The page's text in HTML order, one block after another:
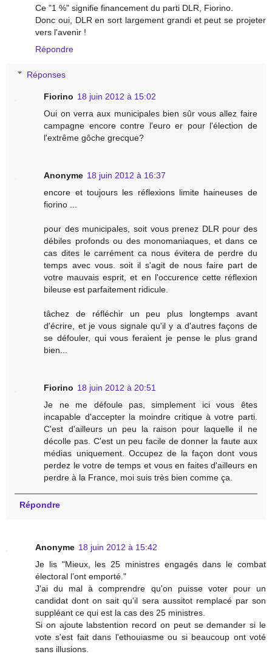
Ce "1 %" signifie financement du parti DLR, Fiorino.
Donc oui, DLR en sort largement grandi et peut se projeter
vers l'avenir !
Répondre
Réponses
Fiorino 18 juin 2012 à 15:02
Oui on verra aux municipales bien sûr vous allez faire
campagne encore contre l'euro er pour l'élection de
l'extrême gôche grecque?
Anonyme 18 juin 2012 à 16:37
encore et toujours les réflexions limite haineuses de
fiorino ...
pour des municipales, soit vous prenez DLR pour des
débiles profonds ou des monomaniaques, et dans ce
cas dites le carrément ca nous évitera de perdre du
temps avec vous. soit il s'agit de nous faire part de
votre mauvais esprit, et en l'occurence cette réflexion
bileuse est parfaitement ridicule.
tâchez de réfléchir un peu plus longtemps avant
d'écrire, et je vous signale qu'il y a d'autres façons de
se défouler, qui vous feraient je pense le plus grand
bien...
Fiorino 18 juin 2012 à 20:51
Je ne me défoule pas, simplement ici vous êtes
incapable d'accepter la moindre critique à votre parti.
C'est d'ailleurs un peu la raison pour laquelle il ne
décolle pas. C'est un peu facile de donner la faute aux
médias uniquement. Occupez de la façon dont vous
perdez le votre de temps et vous en faites d'ailleurs en
perdre à la France, moi suis très bien comme ça.
Répondre
Anonyme 18 juin 2012 à 15:42
Je lis "Mieux, les 25 ministres engagés dans le combat
électoral l’ont emporté."
J'ai du mal à comprendre qu'on puisse voter pour un
candidat dont on sait qu'il sera aussitot remplacé par son
suppléant ce qui est la cas des 25 ministres.
Si on ajoute labstention record on peut se demander si le
vote s'est fait dans l'ethouiasme ou si beaucoup ont voté
sans illusions.